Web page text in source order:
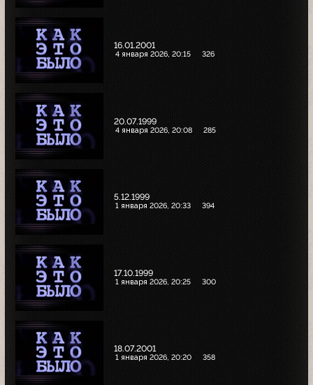
16.01.2001
4 января 2026, 20:15 326
20.07.1999
4 января 2026, 20:08 285
5.12.1999
1 января 2026, 20:33 394
17.10.1999
1 января 2026, 20:25 300
18.07.2001
1 января 2026, 20:20 358